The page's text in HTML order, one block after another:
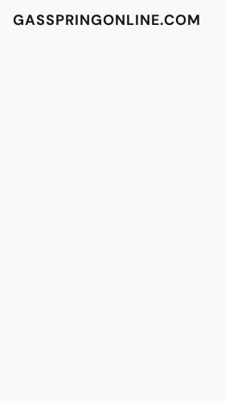
GASSPRINGONLINE.COM